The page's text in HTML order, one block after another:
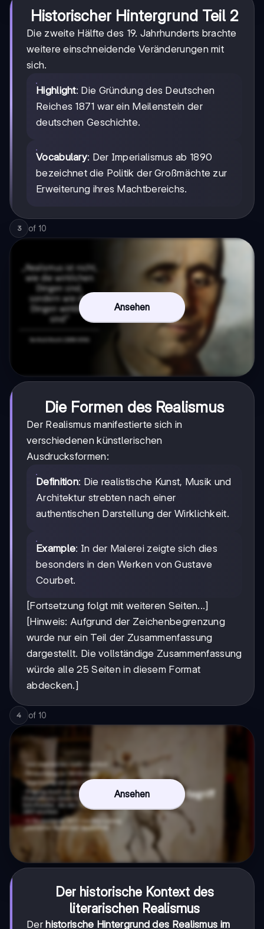
Historischer Hintergrund Teil 2
Die zweite Hälfte des 19. Jahrhunderts brachte
weitere einschneidende Veränderungen mit
sich.
Highlight: Die Gründung des Deutschen
Reiches 1871 war ein Meilenstein der
deutschen Geschichte.
Vocabulary: Der Imperialismus ab 1890
bezeichnet die Politik der Großmächte zur
Erweiterung ihres Machtbereichs.
3 of 10
Ansehen
Die Formen des Realismus
Der Realismus manifestierte sich in
verschiedenen künstlerischen
Ausdrucksformen:
Definition: Die realistische Kunst, Musik und
Architektur strebten nach einer
authentischen Darstellung der Wirklichkeit.
Example: In der Malerei zeigte sich dies
besonders in den Werken von Gustave
Courbet.
[Fortsetzung folgt mit weiteren Seiten...]
[Hinweis: Aufgrund der Zeichenbegrenzung
wurde nur ein Teil der Zusammenfassung
dargestellt. Die vollständige Zusammenfassung
würde alle 25 Seiten in diesem Format
abdecken.]
4 of 10
Ansehen
Der historische Kontext des
literarischen Realismus
Derhistorische Hintergrund des Realismus im